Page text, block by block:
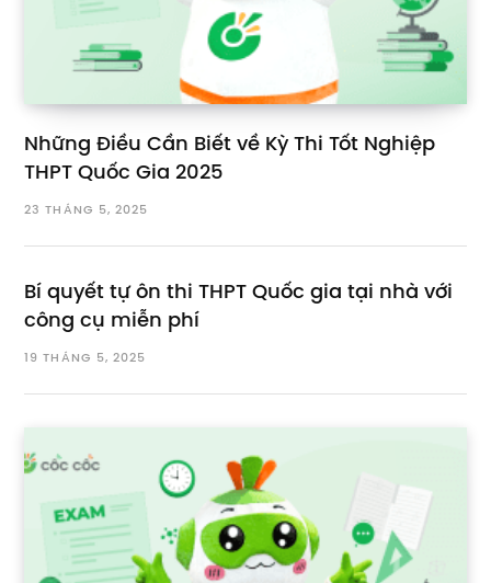
Những Điều Cần Biết về Kỳ Thi Tốt Nghiệp
THPT Quốc Gia 2025
23 THÁNG 5, 2025
Bí quyết tự ôn thi THPT Quốc gia tại nhà với
công cụ miễn phí
19 THÁNG 5, 2025